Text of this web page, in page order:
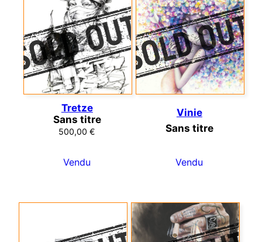
Tretze
Sans titre
500,00€
Vendu
Vinie
Sans titre
Vendu